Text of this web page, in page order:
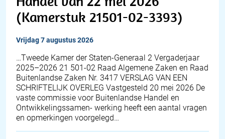
(Kamerstuk 21501-02-3393)
vrijdag 7 augustus 2026
…Tweede Kamer der Staten-Generaal 2 Vergaderjaar
2025–2026 21 501-02 Raad Algemene Zaken en Raad
Buitenlandse Zaken Nr. 3417 VERSLAG VAN EEN
SCHRIFTELIJK OVERLEG Vastgesteld 20 mei 2026 De
vaste commissie voor Buitenlandse Handel en
Ontwikkelingssamen- werking heeft een aantal vragen
en opmerkingen voorgelegd…